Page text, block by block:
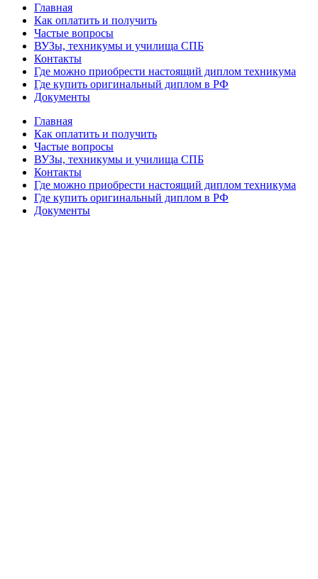
Главная
Как оплатить и получить
Частые вопросы
ВУЗы, техникумы и училища СПБ
Контакты
Где можно приобрести настоящий диплом техникума
Где купить оригинальный диплом в РФ
Документы
Главная
Как оплатить и получить
Частые вопросы
ВУЗы, техникумы и училища СПБ
Контакты
Где можно приобрести настоящий диплом техникума
Где купить оригинальный диплом в РФ
Документы